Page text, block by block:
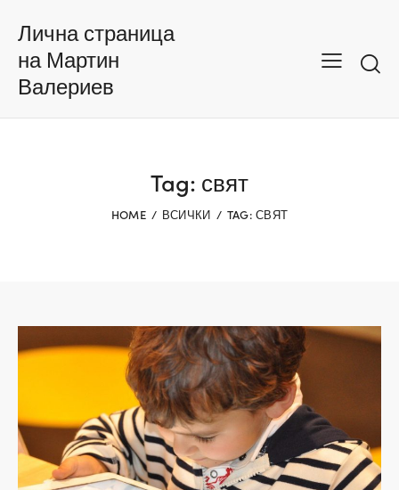
Лична страница
на Мартин
Валериев
Tag: свят
HOME ВСИЧКИ TAG: СВЯТ